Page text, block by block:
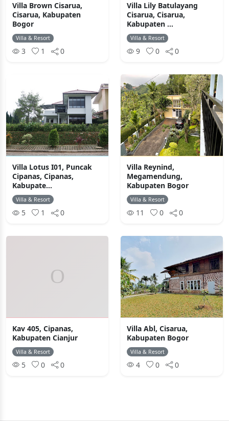
Villa Brown Cisarua,
Cisarua, Kabupaten
Bogor
Villa & Resort
3 1 0
Villa Lily Batulayang
Cisarua, Cisarua,
Kabupaten ...
Villa & Resort
9 0 0
Villa Lotus I01, Puncak
Cipanas, Cipanas,
Kabupate...
Villa & Resort
5 1 0
Villa Reynind,
Megamendung,
Kabupaten Bogor
Villa & Resort
11 0 0
Kav 405, Cipanas,
Kabupaten Cianjur
Villa & Resort
5 0 0
Villa Abl, Cisarua,
Kabupaten Bogor
Villa & Resort
4 0 0